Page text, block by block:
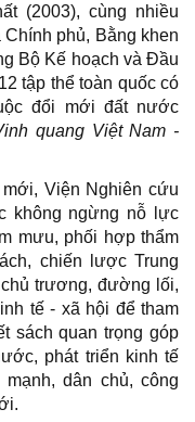
(2003), cùng nhiều
phủ, Bằng khen
Bộ Kế hoạch và Đầu
tập thể toàn quốc có
đổi mới đất nước
quang Việt Nam -
Viện Nghiên cứu
không ngừng nỗ lực
mưu, phối hợp thẩm
chiến lược Trung
trương, đường lối,
tế - xã hội để tham
sách quan trọng góp
phát triển kinh tế
dân chủ, công